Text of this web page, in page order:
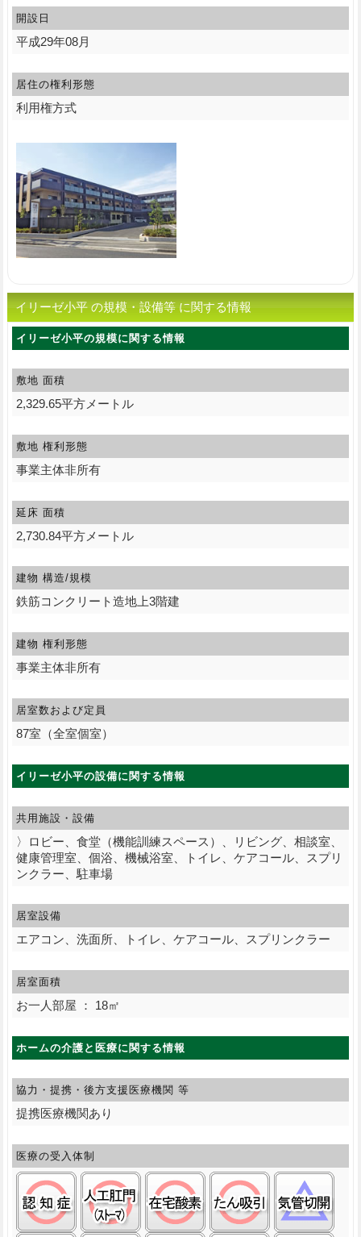
開設日
平成29年08月
居住の権利形態
利用権方式
イリーゼ小平 の規模・設備等 に関する情報
イリーゼ小平の規模に関する情報
敷地 面積
2,329.65平方メートル
敷地 権利形態
事業主体非所有
延床 面積
2,730.84平方メートル
建物 構造/規模
鉄筋コンクリート造地上3階建
建物 権利形態
事業主体非所有
居室数および定員
87室（全室個室）
イリーゼ小平の設備に関する情報
共用施設・設備
〉ロビー、食堂（機能訓練スペース）、リビング、相談室、
健康管理室、個浴、機械浴室、トイレ、ケアコール、スプリ
ンクラー、駐車場
居室設備
エアコン、洗面所、トイレ、ケアコール、スプリンクラー
居室面積
お一人部屋 ： 18㎡
ホームの介護と医療に関する情報
協力・提携・後方支援 医療機関 等
提携医療機関あり
医療の受入体制
認知症:○ ストーマ(人工肛門):○
在宅酸素:○ たん吸引:○ 気